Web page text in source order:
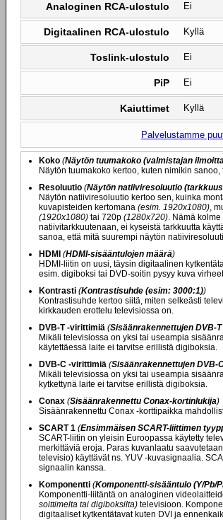
Analoginen RCA-ulostulo Ei
Digitaalinen RCA-ulostulo Kyllä
Toslink-ulostulo Ei
PiP Ei
Kaiuttimet Kyllä
Palvelustamme
Koko (Näytön tuumakoko (valmistajan
Näytön tuumakoko kertoo, kuten nimikin
Resoluutio (Näytön natiiviresoluutio
Näytön natiiviresoluutio kertoo sen, kuinka
kuvapisteiden kertomana (esim. 1920x1080),
(1920x1080) tai 720p (1280x720). Nämä
natiivitarkkuutenaan, ei kyseistä tarkkuutta
sanoa, että mitä suurempi näytön
HDMI (HDMI-sisääntulojen määrä)
HDMI-liitin on uusi, täysin digitaalinen
esim. digiboksi tai DVD-soitin pysyy kuva
Kontrasti (Kontrastisuhde (esim: 3000:1))
Kontrastisuhde kertoo siitä, miten selkeästi
kirkkauden erottelu televisiossa on.
DVB-T -virittimiä (Sisäänrakennettujen DVB-
Mikäli televisiossa on yksi tai useampia
käytettäessä laite ei tarvitse erillistä digiboksia.
DVB-C -virittimiä (Sisäänrakennettujen DVB-
Mikäli televisiossa on yksi tai useampia
kytkettynä laite ei tarvitse erillistä digiboksia.
Conax (Sisäänrakennettu Conax-kortinlukija)
Sisäänrakennettu Conax -korttipaikka
SCART 1 (Ensimmäisen SCART-liittimen
SCART-liitin on yleisin Euroopassa käytetty
merkittäviä eroja. Paras kuvanlaatu
televisio) käyttävät ns. YUV -kuvasignaalia.
signaalin kanssa.
Komponentti (Komponentti-sisääntulo (Y/Pb/
Komponentti-liitäntä on analoginen
soittimelta tai digiboksilta) televisioon.
digitaaliset kytkentätavat kuten DVI ja